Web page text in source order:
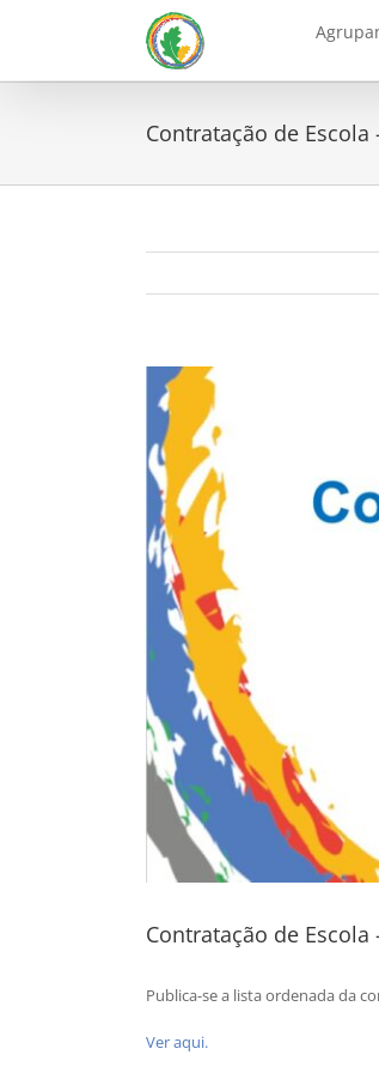
Contratação de Escola
View
Larger
Image
Contratação de Escola
Publica-se a lista ordenada da
Ver aqui.